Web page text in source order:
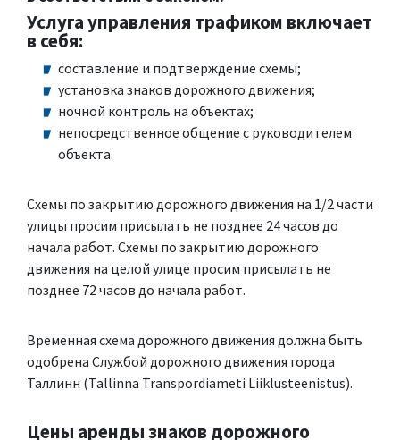
Услуга управления трафиком включает
в себя:
составление и подтверждение схемы;
установка знаков дорожного движения;
ночной контроль на объектах;
непосредственное общение с руководителем
объекта.
Схемы по закрытию дорожного движения на 1/2 части
улицы просим присылать не позднее 24 часов до
начала работ. Схемы по закрытию дорожного
движения на целой улице просим присылать не
позднее 72 часов до начала работ.
Временная схема дорожного движения должна быть
одобрена Службой дорожного движения города
Таллинн (Tallinna Transpordiameti Liiklusteenistus).
Цены аренды знаков дорожного